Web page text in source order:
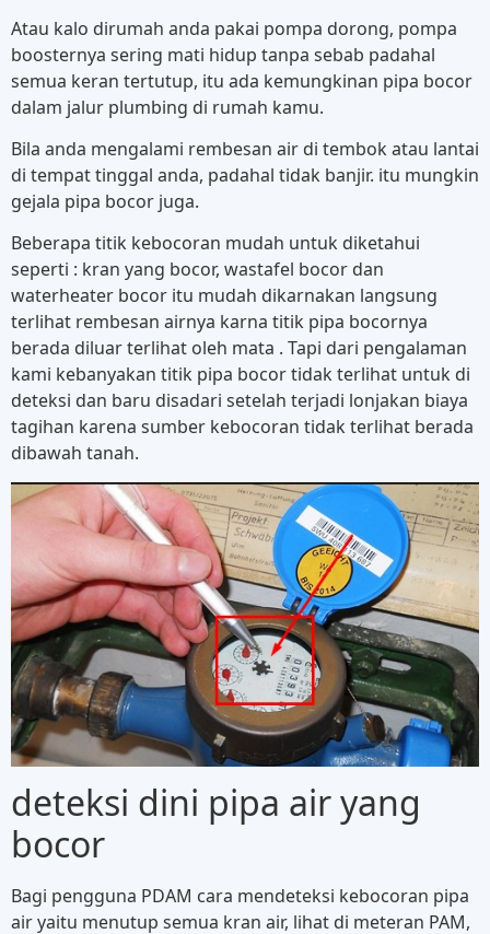
Atau kalo dirumah anda pakai pompa dorong, pompa
boosternya sering mati hidup tanpa sebab padahal
semua keran tertutup, itu ada kemungkinan pipa bocor
dalam jalur plumbing di rumah kamu.
Bila anda mengalami rembesan air di tembok atau lantai
di tempat tinggal anda, padahal tidak banjir. itu mungkin
gejala pipa bocor juga.
Beberapa titik kebocoran mudah untuk diketahui
seperti : kran yang bocor, wastafel bocor dan
waterheater bocor itu mudah dikarnakan langsung
terlihat rembesan airnya karna titik pipa bocornya
berada diluar terlihat oleh mata . Tapi dari pengalaman
kami kebanyakan titik pipa bocor tidak terlihat untuk di
deteksi dan baru disadari setelah terjadi lonjakan biaya
tagihan karena sumber kebocoran tidak terlihat berada
dibawah tanah.
deteksi dini pipa air yang
bocor
Bagi pengguna PDAM cara mendeteksi kebocoran pipa
air yaitu menutup semua kran air, lihat di meteran PAM,